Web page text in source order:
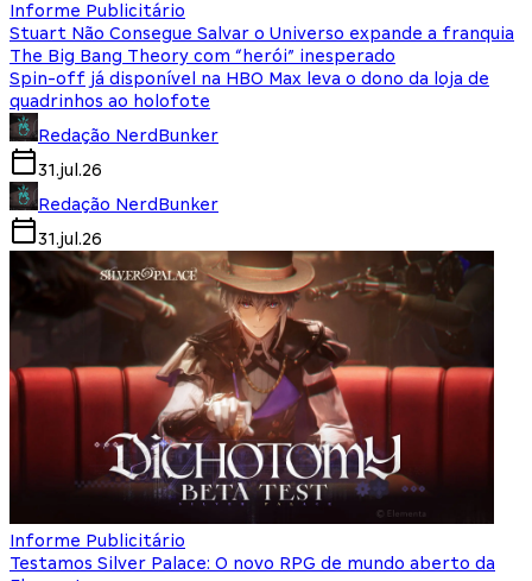
Informe Publicitário
Stuart Não Consegue Salvar o Universo expande a franquia
The Big Bang Theory com “herói” inesperado
Spin-off já disponível na HBO Max leva o dono da loja de
quadrinhos ao holofote
Redação NerdBunker
31.jul.26
Redação NerdBunker
31.jul.26
Informe Publicitário
Testamos Silver Palace: O novo RPG de mundo aberto da